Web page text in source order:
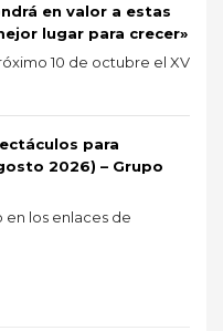
en valor a estas
lugar para crecer»
10 de octubre el XV
para
2026) – Grupo
en los enlaces de